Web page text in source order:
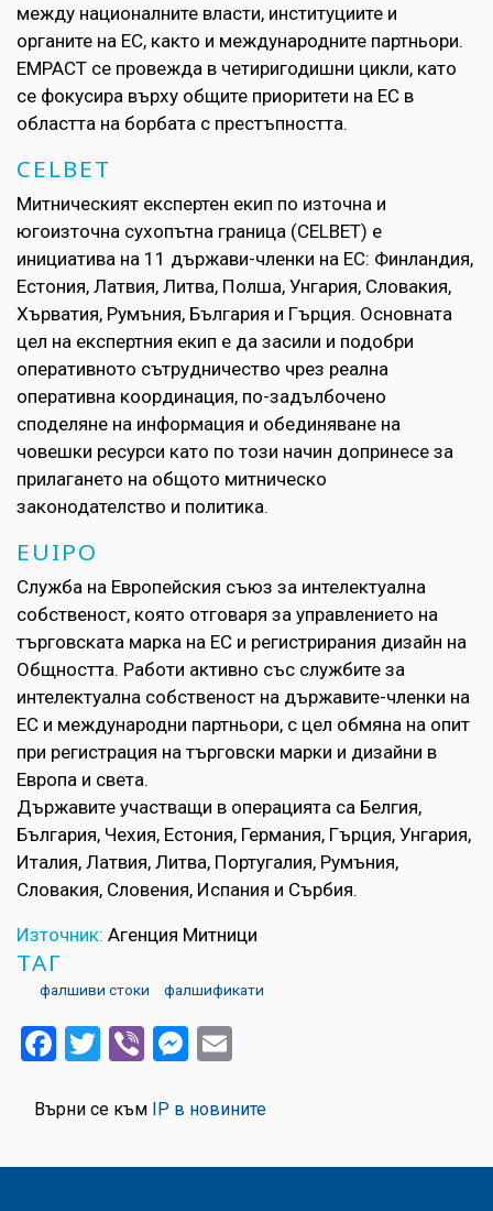
между националните власти, институциите и
органите на ЕС, както и международните партньори.
EMPACT се провежда в четиригодишни цикли, като
се фокусира върху общите приоритети на ЕС в
областта на борбата с престъпността.
CELBET
Митническият експертен екип по източна и
югоизточна сухопътна граница (CELBET) е
инициатива на 11 държави-членки на ЕС: Финландия,
Естония, Латвия, Литва, Полша, Унгария, Словакия,
Хърватия, Румъния, България и Гърция. Основната
цел на експертния екип е да засили и подобри
оперативното сътрудничество чрез реална
оперативна координация, по-задълбочено
споделяне на информация и обединяване на
човешки ресурси като по този начин допринесе за
прилагането на общото митническо
законодателство и политика.
EUIPO
Служба на Европейския съюз за интелектуална
собственост, която отговаря за управлението на
търговската марка на ЕС и регистрирания дизайн на
Общността. Работи активно със службите за
интелектуална собственост на държавите-членки на
ЕС и международни партньори, с цел обмяна на опит
при регистрация на търговски марки и дизайни в
Европа и света.
Държавите участващи в операцията са Белгия,
България, Чехия, Естония, Германия, Гърция, Унгария,
Италия, Латвия, Литва, Португалия, Румъния,
Словакия, Словения, Испания и Сърбия.
Източник: Агенция Митници
ТАГ
фалшиви стоки фалшификати
Facebook
Twitter
ViberMessenger
Върни се към IP в новините